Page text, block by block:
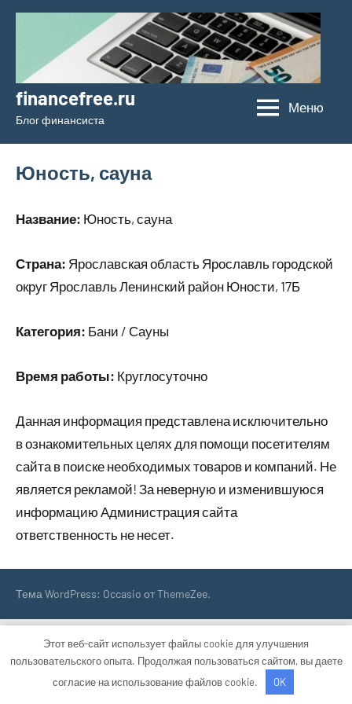
Перейти
содержимому
financefree.ru
Блог финансиста
Меню
Юность, сауна
Название: Юность, сауна
Страна: Ярославская область Ярославль городской
округ Ярославль Ленинский район Юности, 17Б
Категория: Бани / Сауны
Время работы: Круглосуточно
Данная информация представлена исключительно
в ознакомительных целях для помощи посетителям
сайта в поиске необходимых товаров и компаний. Не
является рекламой! За неверную и изменившуюся
информацию Администрация сайта
ответственность не несет.
Тема WordPress: Occasio от ThemeZee.
Этот веб-сайт использует файлы cookie для улучшения
пользовательского опыта. Продолжая пользоваться сайтом, вы даете
согласие на использование файлов cookie.
OK